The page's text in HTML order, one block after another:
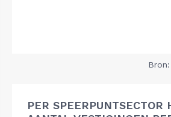
Bron:
PER SPEERPUNTSECTOR